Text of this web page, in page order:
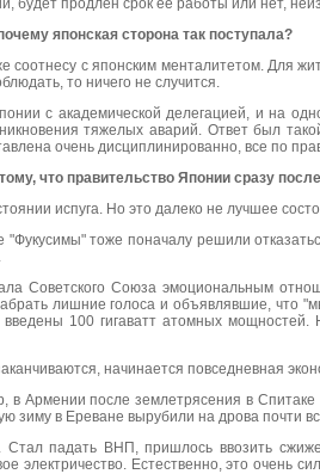
будет продлен срок ее работы или нет,
японская сторона так поступала?
соотнесу с японским менталитетом. Для
то ничего не случится.
с академической делегацией, и на
тяжелых аварий. Ответ был
очень дисциплинированно, все по
что правительство Японии сразу
испуга. Но это далеко не лучшее
"Фукусимы" тоже поначалу решили
Советского Союза эмоциональным
лишние голоса и объявлявшие, что
100 гигаватт атомных
начинается повседневная
в Армении после землетрясения в
зиму в Ереване вырубили на дрова почти
падать ВНП, пришлось ввозить
электричество. Естественно, это очень